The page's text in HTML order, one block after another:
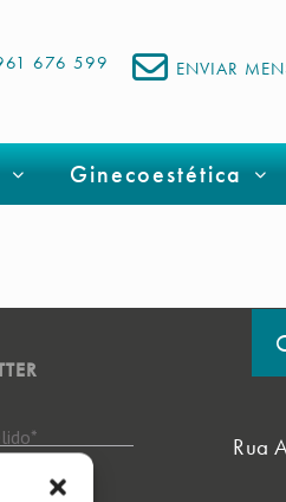
ENVIAR
676 599
Ginecoestética
*
Rua